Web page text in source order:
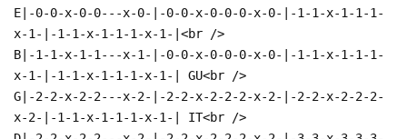
E|-0-0-x-0-0---x-0-|-0-0-x-0-0-0-x-0-|-1-1-x-1-1-1-
x-1-|-1-1-x-1-1-1-x-1-|<br />
B|-1-1-x-1-1---x-1-|-0-0-x-0-0-0-x-0-|-1-1-x-1-1-1-
x-1-|-1-1-x-1-1-1-x-1-| GU<br />
G|-2-2-x-2-2---x-2-|-2-2-x-2-2-2-x-2-|-2-2-x-2-2-2-
x-2-|-1-1-x-1-1-1-x-1-| IT<br />